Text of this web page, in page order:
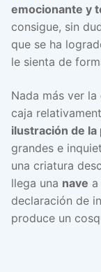
emocionante y
consigue, sin
que se ha
le sienta de
Nada más ver la
caja
ilustración de la
grandes e
una criatura
llega una nave
declaración de
produce un